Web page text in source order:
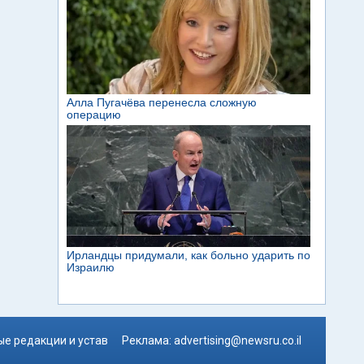
редакции и устав Реклама: advertising@newsru.co.il